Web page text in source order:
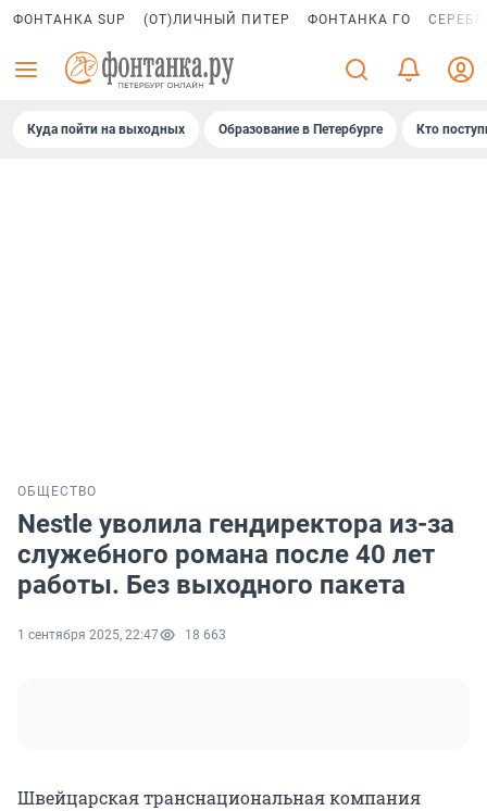
ФОНТАНКА SUP (ОТ)ЛИЧНЫЙ ПИТЕР ФОНТАНКА ГО
Куда пойти на выходных Образование в Петербурге Кто
ОБЩЕСТВО
Nestle уволила гендиректора из-за
служебного романа после 40 лет
работы. Без выходного пакета
1 сентября 2025, 22:47 18 663
Швейцарская транснациональная компания